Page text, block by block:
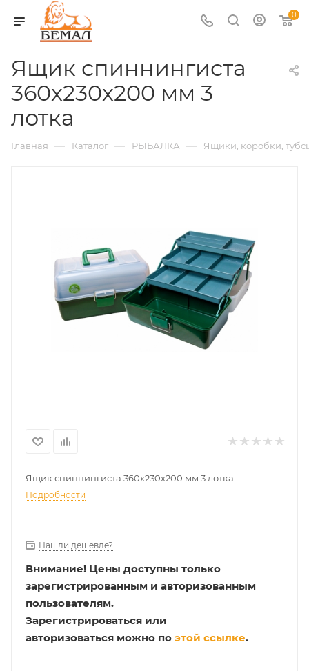
0
Ящик спиннингиста
360х230х200 мм 3
лотка
Главная — Каталог — РЫБАЛКА — Ящики, коробки,
Ящик спиннингиста 360х230х200 мм 3 лотка
Подробности
Нашли дешевле?
Внимание! Цены доступны только
зарегистрированным и авторизованным
пользователям.
Зарегистрироваться или
авторизоваться можно по этой ссылке.